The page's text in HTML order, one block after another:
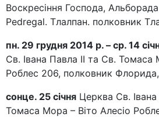
Воскресіння Господа,
Pedregal. Тлалпан. полковник
пн. 29 грудня 2014 р. – ср. 14
Св. Івана Павла ІІ та Св. Томаса
Роблес 206, полковник
сонце. 25 січня Церква Св. Івана
Томаса Мора – Віто Алесіо